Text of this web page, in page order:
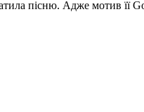
пісню. Адже мотив її